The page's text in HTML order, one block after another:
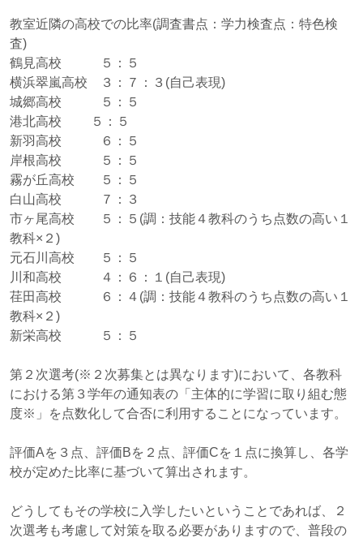
教室近隣の高校での比率(調査書点：学力検査点：特色検
査)
鶴見高校 ５：５
横浜翠嵐高校 ３：７：３(自己表現)
城郷高校 ５：５
港北高校 ５：５
新羽高校 ６：５
岸根高校 ５：５
霧が丘高校 ５：５
白山高校 ７：３
市ヶ尾高校 ５：５(調：技能４教科のうち点数の高い１
教科×２)
元石川高校 ５：５
川和高校 ４：６：１(自己表現)
荏田高校 ６
：４(調：技能４教科のうち点数の高い１
教科×２)
新栄高校 ５：５
第２次選考(※２次募集とは異なります)において、各教科
における第３学年の通知表の「主体的に学習に取り組む態
度※」を点数化して合否に利用することになっています。
評価Aを３点、評価Bを２点、評価Cを１点に換算し、各学
校が定めた比率に基づいて算出されます。
どうしてもその学校に入学したいということであれば、２
次選考も考慮して対策を取る必要がありますので、普段の